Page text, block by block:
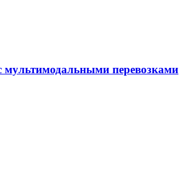
мультимодальными перевозками